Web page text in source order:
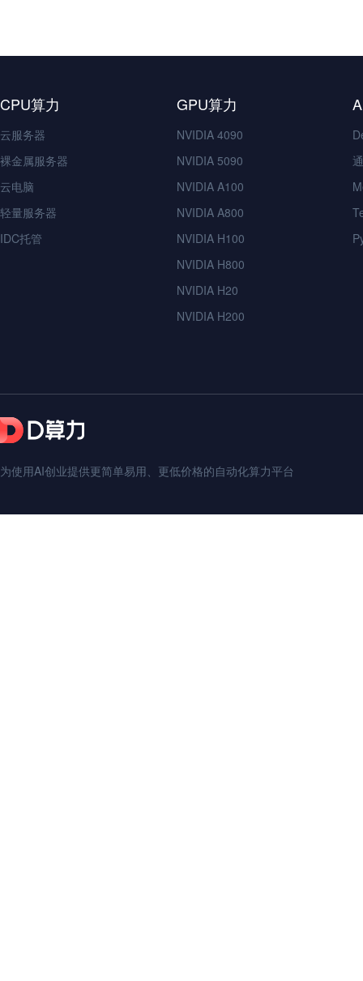
CPU算力
云服务器
裸金属服务器
云电脑
轻量服务器
IDC托管
GPU算力
NVIDIA 4090
NVIDIA 5090
NVIDIA A100
NVIDIA A800
NVIDIA H100
NVIDIA H800
NVIDIA H20
NVIDIA H200
为使用AI创业提供更简单易用、更低价格的自动化算力平台